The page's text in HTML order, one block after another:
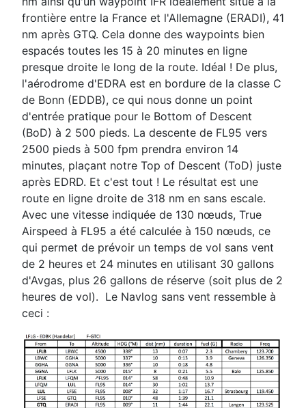
frontière entre la France et l'Allemagne (ERADI), 41
nm après GTQ. Cela donne des waypoints bien
espacés toutes les 15 à 20 minutes en ligne
presque droite le long de la route. Idéal ! De plus,
l'aérodrome d'EDRA est en bordure de la classe C
de Bonn (EDDB), ce qui nous donne un point
d'entrée pratique pour le Bottom of Descent
(BoD) à 2 500 pieds. La descente de FL95 vers
2500 pieds à 500 fpm prendra environ 14
minutes, plaçant notre Top of Descent (ToD) juste
après EDRD. Et c'est tout ! Le résultat est une
route en ligne droite de 318 nm en sans escale.
Avec une vitesse indiquée de 130 nœuds, True
Airspeed à FL95 a été calculée à 150 nœuds, ce
qui permet de prévoir un temps de vol sans vent
de 2 heures et 24 minutes en utilisant 30 gallons
d'Avgas, plus 26 gallons de réserve (soit plus de 2
heures de vol). Le Navlog sans vent ressemble à
ceci :